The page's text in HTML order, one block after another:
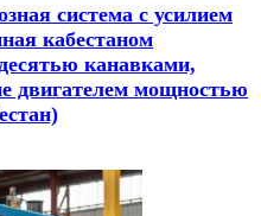
система с усилием
кабестаном
канавками,
двигателем мощностью